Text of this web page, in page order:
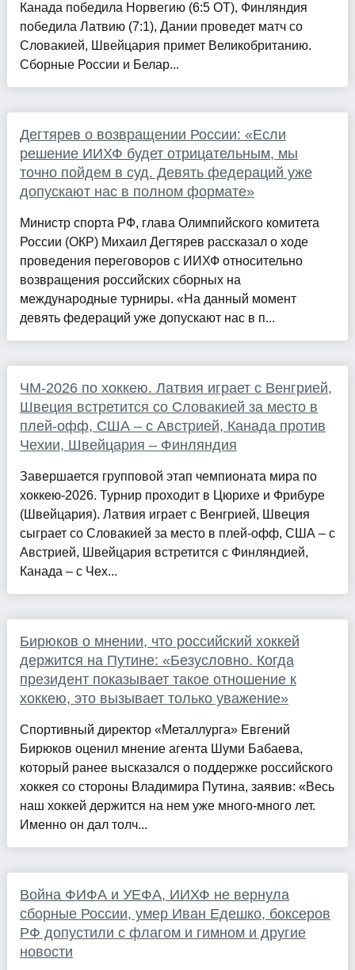
Канада победила Норвегию (6:5 ОТ), Финляндия
победила Латвию (7:1), Дании проведет матч со
Словакией, Швейцария примет Великобританию.
Сборные России и Белар...
Дегтярев о возвращении России: «Если
решение ИИХФ будет отрицательным, мы
точно пойдем в суд. Девять федераций уже
допускают нас в полном формате»
Министр спорта РФ, глава Олимпийского комитета
России (ОКР) Михаил Дегтярев рассказал о ходе
проведения переговоров с ИИХФ относительно
возвращения российских сборных на
международные турниры. «На данный момент
девять федераций уже допускают нас в п...
ЧМ-2026 по хоккею. Латвия играет с Венгрией,
Швеция встретится со Словакией за место в
плей-офф, США – с Австрией, Канада против
Чехии, Швейцария – Финляндия
Завершается групповой этап чемпионата мира по
хоккею-2026. Турнир проходит в Цюрихе и Фрибуре
(Швейцария). Латвия играет с Венгрией, Швеция
сыграет со Словакией за место в плей-офф, США – с
Австрией, Швейцария встретится с Финляндией,
Канада – с Чех...
Бирюков о мнении, что российский хоккей
держится на Путине: «Безусловно. Когда
президент показывает такое отношение к
хоккею, это вызывает только уважение»
Спортивный директор «Металлурга» Евгений
Бирюков оценил мнение агента Шуми Бабаева,
который ранее высказался о поддержке российского
хоккея со стороны Владимира Путина, заявив: «Весь
наш хоккей держится на нем уже много-много лет.
Именно он дал толч...
Война ФИФА и УЕФА, ИИХФ не вернула
сборные России, умер Иван Едешко, боксеров
РФ допустили с флагом и гимном и другие
новости